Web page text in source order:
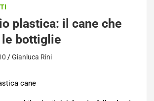
plastica: il cane che
bottiglie
Gianluca Rini